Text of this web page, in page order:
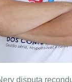
disputa